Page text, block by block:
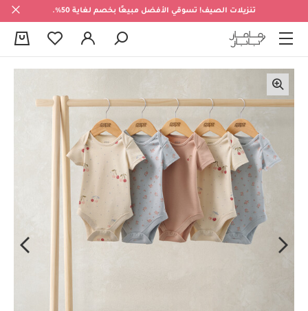
تنزيلات الصيف! تسوقي الأفضل مبيعًا بخصم لغاية 50%.